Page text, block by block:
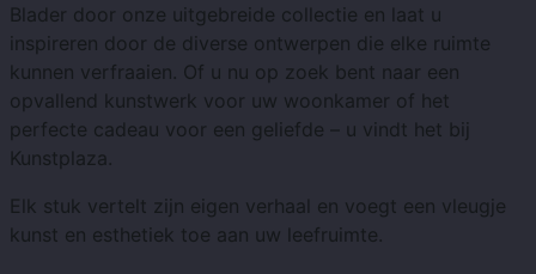
Blader door onze uitgebreide collectie en laat u
inspireren door de diverse ontwerpen die elke ruimte
kunnen verfraaien. Of u nu op zoek bent naar een
opvallend kunstwerk voor uw woonkamer of het
perfecte cadeau voor een geliefde – u vindt het bij
Kunstplaza.
Elk stuk vertelt zijn eigen verhaal en voegt een vleugje
kunst en esthetiek toe aan uw leefruimte.